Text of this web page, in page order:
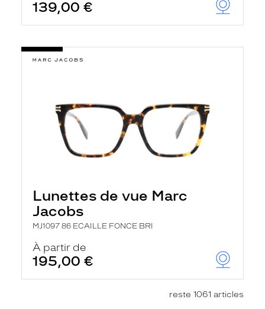
139,00 €
Lunettes de vue Marc
Jacobs
MJ1097 86 ECAILLE FONCE BRI
À partir de
195,00 €
reste 1061 articles